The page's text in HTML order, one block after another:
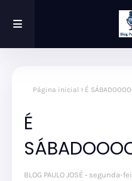
Página inicial É
É
BLOG PAULO JOSÉ segunda-